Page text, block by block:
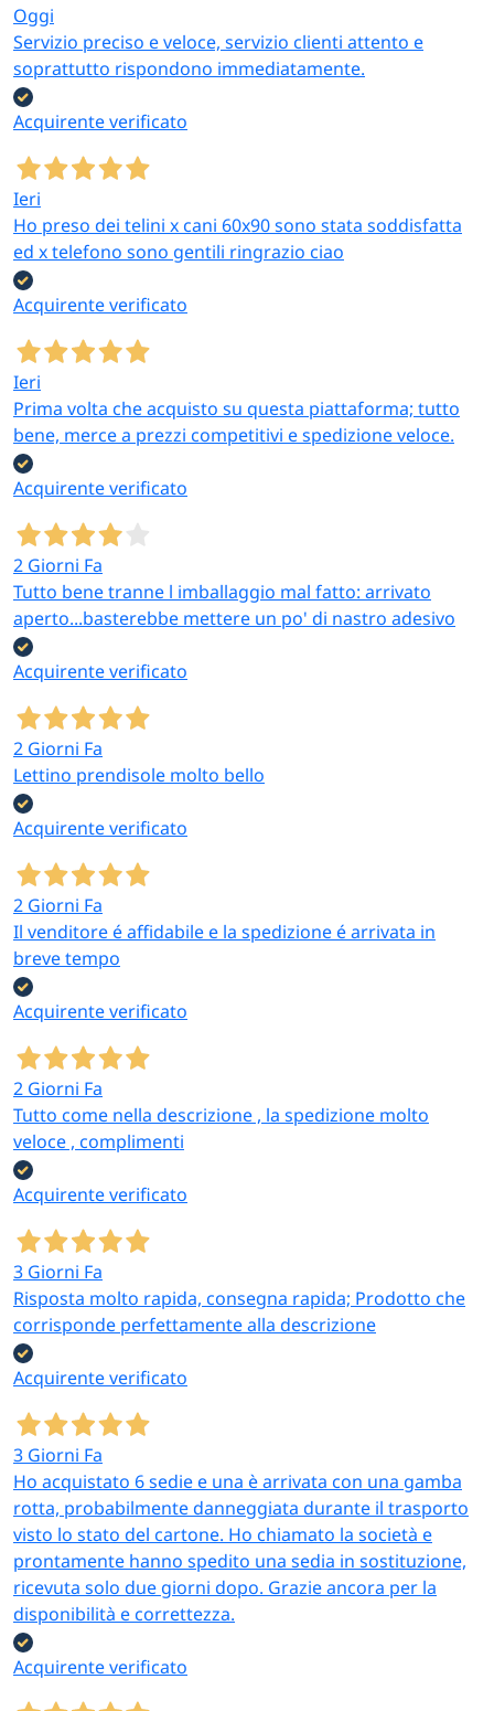
Oggi
Servizio preciso e veloce, servizio clienti attento e
soprattutto rispondono immediatamente.
Acquirente verificato
Ieri
Ho preso dei telini x cani 60x90 sono stata soddisfatta
ed x telefono sono gentili ringrazio ciao
Acquirente verificato
Ieri
Prima volta che acquisto su questa piattaforma; tutto
bene, merce a prezzi competitivi e spedizione veloce.
Acquirente verificato
2 Giorni Fa
Tutto bene tranne l imballaggio mal fatto: arrivato
aperto...basterebbe mettere un po' di nastro adesivo
Acquirente verificato
2 Giorni Fa
Lettino prendisole molto bello
Acquirente verificato
2 Giorni Fa
Il venditore é affidabile e la spedizione é arrivata in
breve tempo
Acquirente verificato
2 Giorni Fa
Tutto come nella descrizione , la spedizione molto
veloce , complimenti
Acquirente verificato
3 Giorni Fa
Risposta molto rapida, consegna rapida; Prodotto che
corrisponde perfettamente alla descrizione
Acquirente verificato
3 Giorni Fa
Ho acquistato 6 sedie e una è arrivata con una gamba
rotta, probabilmente danneggiata durante il trasporto
visto lo stato del cartone. Ho chiamato la società e
prontamente hanno spedito una sedia in sostituzione,
ricevuta solo due giorni dopo. Grazie ancora per la
disponibilità e correttezza.
Acquirente verificato